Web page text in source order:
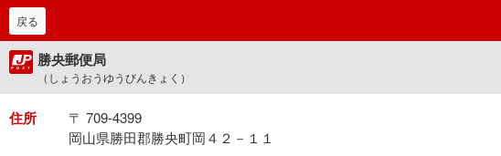
戻る
勝央郵便局
（しょうおうゆうびんきょく）
住所
〒 709-4399
岡山県勝田郡勝央町岡４２－１１